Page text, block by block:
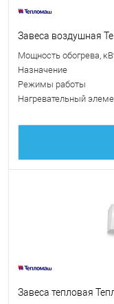
Завеса воздушная
Мощность обогрева,
Назначение
Режимы работы
Нагревательный
Завеса тепловая